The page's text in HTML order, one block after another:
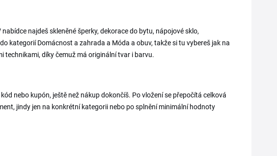
najdeš skleněné šperky, dekorace do bytu, nápojové sklo,
kategorií Domácnost a zahrada a Móda a obuv, takže si tu vybereš jak na
technikami, díky čemuž má originální tvar i barvu.
nebo kupón, ještě než nákup dokončíš. Po vložení se přepočítá celková
jindy jen na konkrétní kategorii nebo po splnění minimální hodnoty